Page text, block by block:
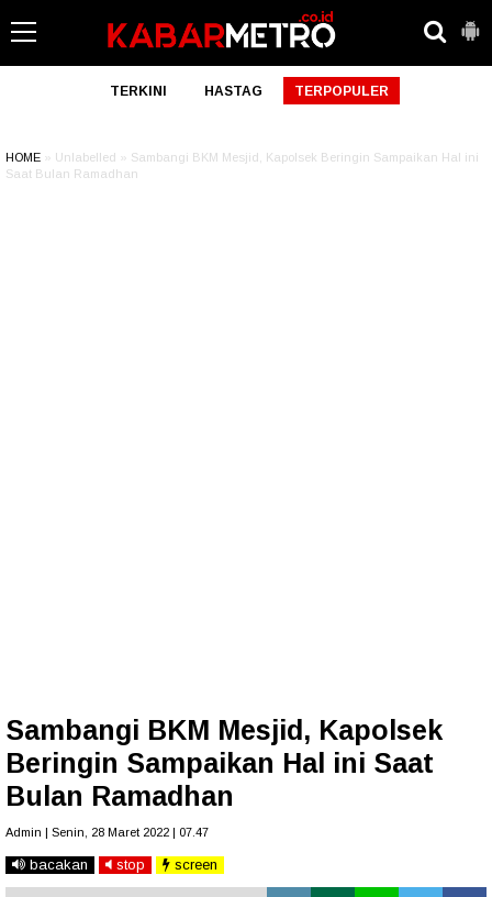
TERKINI HASTAG TERPOPULER
HOME » Unlabelled » Sambangi BKM Mesjid, Kapolsek Beringin Sampaikan Hal ini
Saat Bulan Ramadhan
Sambangi BKM Mesjid, Kapolsek
Beringin Sampaikan Hal ini Saat
Bulan Ramadhan
Admin | Senin, 28 Maret 2022 | 07.47
bacakan stop screen